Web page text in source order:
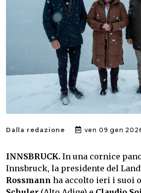
Dalla redazione ven 09 gen 2026
INNSBRUCK. In una cornice
Innsbruck, la presidente del
Rossmann ha accolto ieri i suoi